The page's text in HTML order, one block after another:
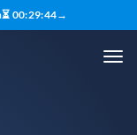
⏳ 00:29:43→